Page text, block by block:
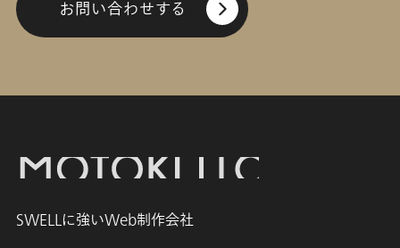
お問い合わせする
SWELLに強いWeb制作会社